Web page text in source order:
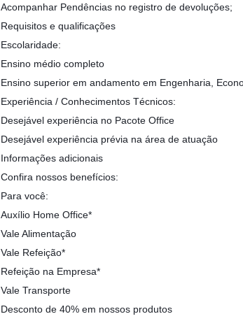
Acompanhar Pendências no registro de devoluções;
Requisitos e qualificações
Escolaridade:
Ensino médio completo
Ensino superior em andamento em Engenharia,
Experiência / Conhecimentos Técnicos:
Desejável experiência no Pacote Office
Desejável experiência prévia na área de atuação
Informações adicionais
Confira nossos benefícios:
Para você:
Auxílio Home Office*
Vale Alimentação
Vale Refeição*
Refeição na Empresa*
Vale Transporte
Desconto de 40% em nossos produtos